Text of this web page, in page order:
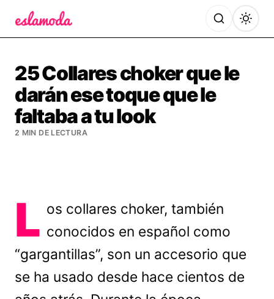
25 Collares choker que le
darán ese toque que le
faltaba a tu look
2 MIN DE LECTURA
L os collares choker, también
conocidos en español como
“gargantillas”, son un accesorio que
se ha usado desde hace cientos de